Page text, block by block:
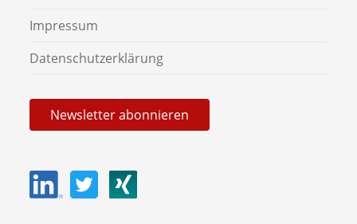
Impressum
Daten­schutz­er­klärung
News­letter abonnieren